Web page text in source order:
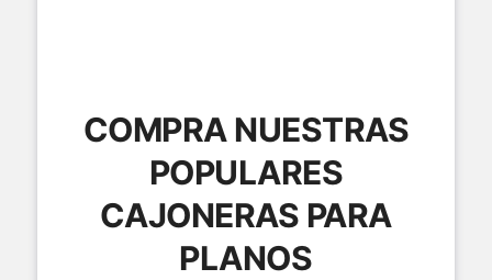
COMPRA NUESTRAS
POPULARES
CAJONERAS PARA
PLANOS